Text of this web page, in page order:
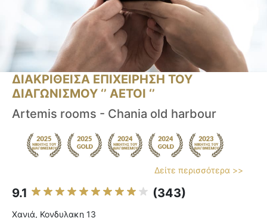
ΔΙΑΚΡΙΘΕΙΣΑ ΕΠΙΧΕΙΡΗΣΗ ΤΟΥ
ΔΙΑΓΩΝΙΣΜΟΥ ‘’ ΑΕΤΟΙ ‘’
Artemis rooms - Chania old harbour
Δείτε περισσότερα >>
9.1 (343)
Χανιά, Κονδυλακη 13